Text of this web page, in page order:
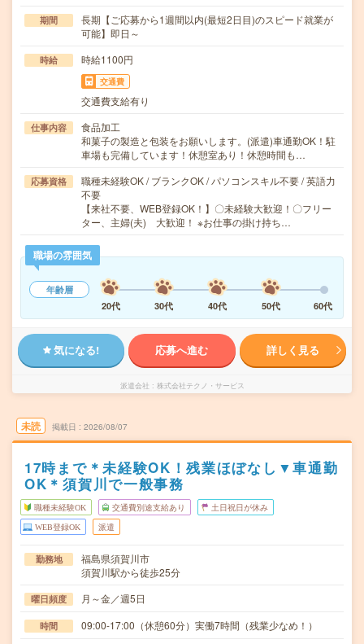
期間
長期【ご応募から1週間以内(最短2日目)のスピード就業が
可能】即日～
時給 時給1100円
交通費
交通費支給有り
仕事内容
食品加工
和菓子の製造と包装をお願いします。(派遣)車通勤OK！駐
車場も完備しています！休憩室あり！休憩時間も…
応募資格
職種未経験OK / ブランクOK / パソコンスキル不要 / 英語力
不要
【来社不要、WEB登録OK！】〇未経験大歓迎！〇フリー
ター、主婦(夫) 大歓迎！ ※お仕事の掛け持ち…
職場の雰囲気
年齢層
20代
30代 40代 50代 60代
気になる! 応募へ進む 詳しく見る
派遣会社 株式会社テクノ・サービス
未読 掲載日 2026/08/07
17時まで＊未経験OK！残業ほぼなし▼車通勤
OK＊須賀川で一般事務
職種未経験OK 交通費別途支給あり 土日祝日が休み
WEB登録OK 派遣
勤務地
福島県須賀川市
須賀川駅から徒歩25分
曜日頻度 月～金／週5日
時間 09:00-17:00（休憩60分）実働7時間（残業少なめ！）